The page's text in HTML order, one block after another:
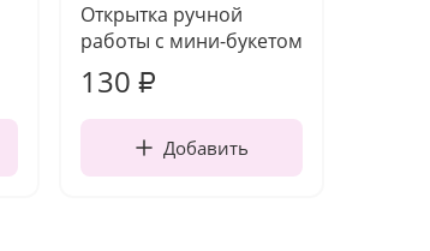
Открытка ручной
работы с мини-букетом
130 ₽
Добавить